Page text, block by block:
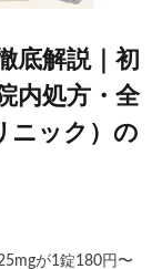
底解説｜初
内処方・全
ニック）の
が1錠180円〜